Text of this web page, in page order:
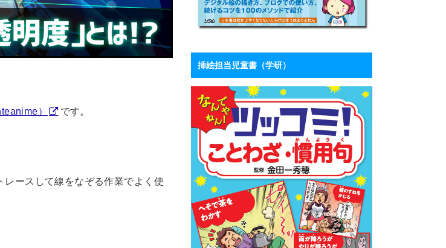
） です。
ースして線をなぞる作業でよく使
挿絵担当児童書（学研）